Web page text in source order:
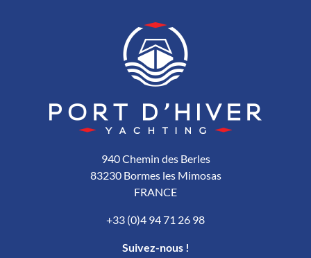
940 Chemin des Berles
83230 Bormes les Mimosas
FRANCE
+33 (0)4 94 71 26 98
Suivez-nous !